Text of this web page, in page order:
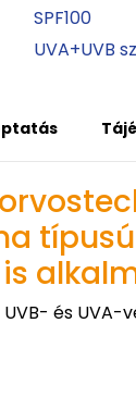
SPF100
UVA+UVB
és